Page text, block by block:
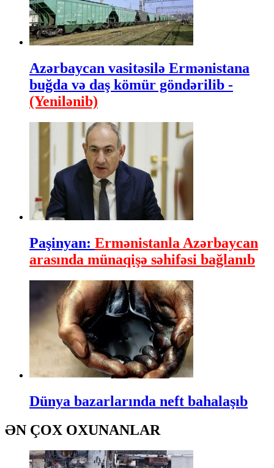
Azərbaycan vasitəsilə Ermənistana
buğda və daş kömür göndərilib -
(Yenilənib)
Paşinyan: Ermənistanla Azərbaycan
arasında münaqişə səhifəsi bağlanıb
Dünya bazarlarında neft bahalaşıb
ƏN ÇOX OXUNANLAR